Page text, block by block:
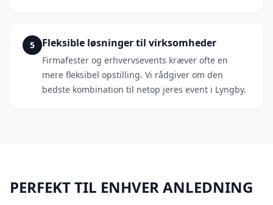
5 Fleksible løsninger til virksomheder
Firmafester og erhvervsevents kræver ofte en
mere fleksibel opstilling. Vi rådgiver om den
bedste kombination til netop jeres event i Lyngby.
PERFEKT TIL ENHVER ANLEDNING